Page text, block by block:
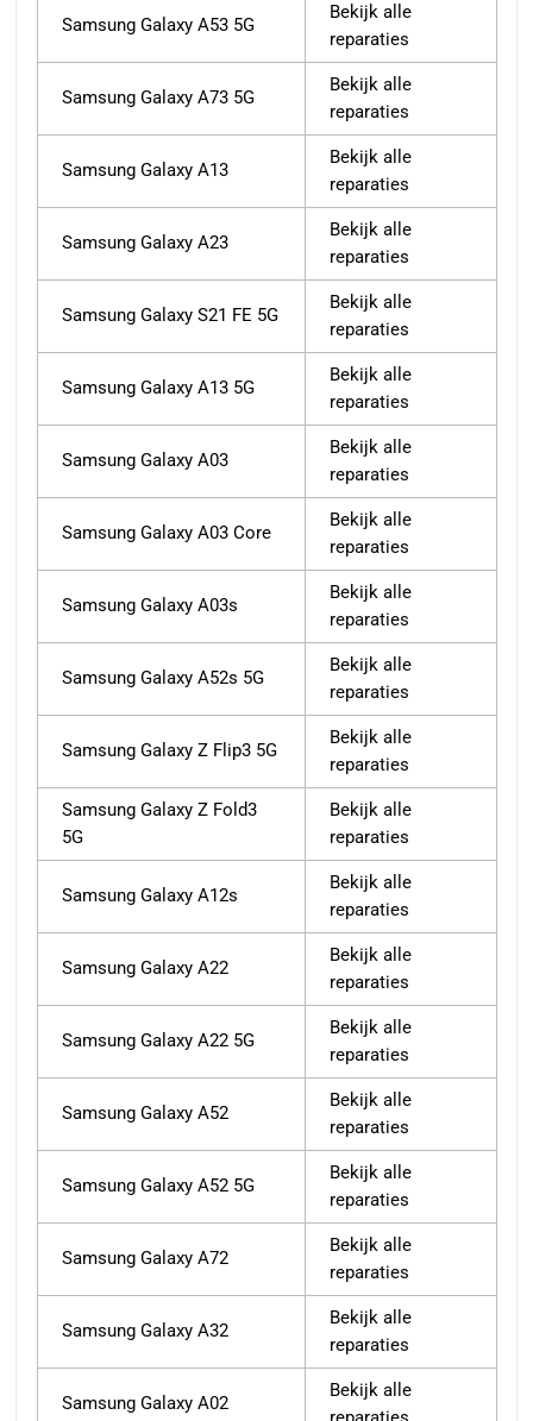
Samsung Galaxy A53 5G
Bekijk alle
reparaties
Samsung Galaxy A73 5G
Bekijk alle
reparaties
Samsung Galaxy A13
Bekijk alle
reparaties
Samsung Galaxy A23
Bekijk alle
reparaties
Samsung Galaxy S21 FE 5G
Bekijk alle
reparaties
Samsung Galaxy A13 5G
Bekijk alle
reparaties
Samsung Galaxy A03
Bekijk alle
reparaties
Samsung Galaxy A03 Core
Bekijk alle
reparaties
Samsung Galaxy A03s
Bekijk alle
reparaties
Samsung Galaxy A52s 5G
Bekijk alle
reparaties
Samsung Galaxy Z Flip3 5G
Bekijk alle
reparaties
Samsung Galaxy Z Fold3
5G
Bekijk alle
reparaties
Samsung Galaxy A12s
Bekijk alle
reparaties
Samsung Galaxy A22
Bekijk alle
reparaties
Samsung Galaxy A22 5G
Bekijk alle
reparaties
Samsung Galaxy A52
Bekijk alle
reparaties
Samsung Galaxy A52 5G
Bekijk alle
reparaties
Samsung Galaxy A72
Bekijk alle
reparaties
Samsung Galaxy A32
Bekijk alle
reparaties
Samsung Galaxy A02
Bekijk alle